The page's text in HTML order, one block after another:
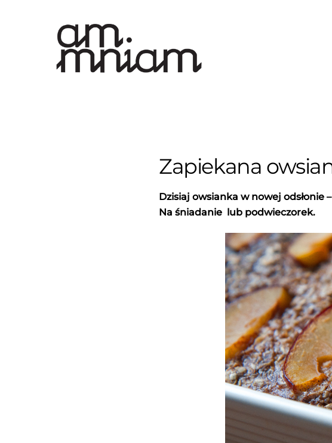
Zapiekana
Dzisiaj owsianka w nowej
Na śniadanie lub podwieczorek.